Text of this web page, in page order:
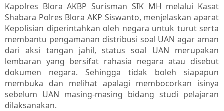
Kapolres Blora AKBP Surisman SIK MH melalui Kasat
Shabara Polres Blora AKP Siswanto, menjelaskan aparat
Kepolisian diperintahkan oleh negara untuk turut serta
membantu pengamanan distribusi soal UAN agar aman
dari aksi tangan jahil, status soal UAN merupakan
lembaran yang bersifat rahasia negara atau disebut
dokumen negara. Sehingga tidak boleh siapapun
membuka dan melihat apalagi membocorkan isinya
sebelum UAN masing-masing bidang studi pelajaran
dilaksanakan.